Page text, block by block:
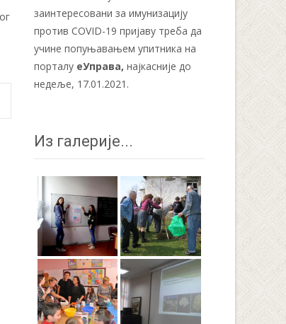
заинтересовани за имунизацију
против COVID-19 пријаву треба да
учине попуњавањем упитника на
порталу еУправа, најкасније до
недеље, 17.01.2021.
Из галерије...